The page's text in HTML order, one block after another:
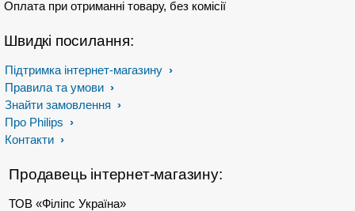
Оплата при отриманні товару, без комісії
Швидкі посилання:
Підтримка інтернет-магазину
Правила та умови
Знайти замовлення
Про Philips
Контакти
Продавець інтернет-магазину:
ТОВ «Філіпс Україна»